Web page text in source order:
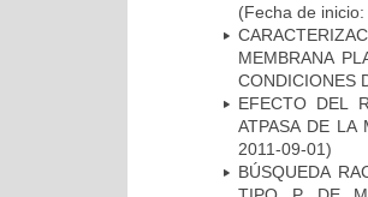
(Fecha de
MEMBRANA
CONDICIONES
EFECTO DEL
ATPASA DE LA
2011-09-01)
BÚSQUEDA